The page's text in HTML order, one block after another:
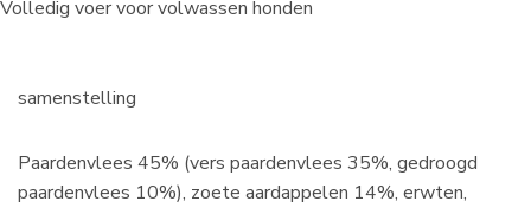
Volledig voer voor volwassen honden
samenstelling
Paardenvlees 45% (vers paardenvlees 35%, gedroogd
paardenvlees 10%), zoete aardappelen 14%, erwten,